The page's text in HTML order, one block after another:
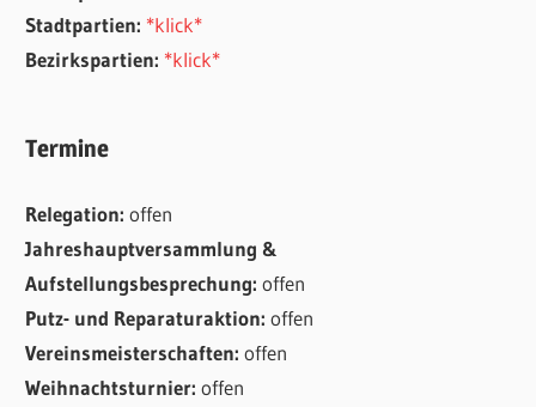
Stadtpartien: *klick*
Bezirkspartien: *klick*
Termine
Relegation:offen
Jahreshauptversammlung &
Aufstellungsbesprechung:offen
Putz- und Reparaturaktion:offen
Vereinsmeisterschaften:offen
Weihnachtsturnier:offen